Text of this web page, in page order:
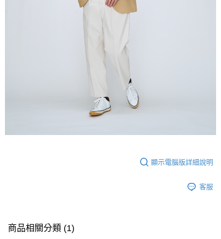
顯示電腦版詳細說明
客服
商品相關分類 (1)